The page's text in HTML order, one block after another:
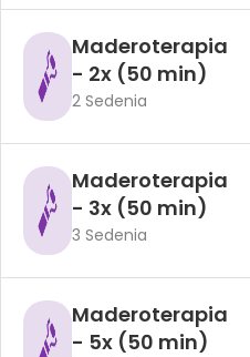
Maderoterapia
- 2x (50 min)
2 Sedenia
Maderoterapia
- 3x (50 min)
3 Sedenia
Maderoterapia
- 5x (50 min)